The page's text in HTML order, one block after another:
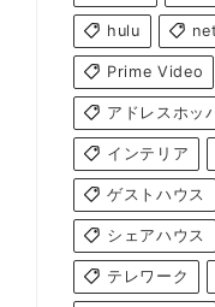
hulu
Prime Video
アドレスホッ
インテリア
ゲストハウス
シェアハウス
テレワーク